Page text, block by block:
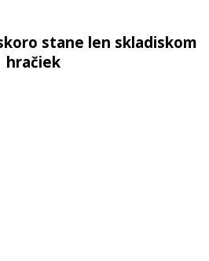
stane len skladiskom
hračiek